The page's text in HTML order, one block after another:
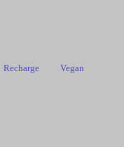
Recharge Vegan